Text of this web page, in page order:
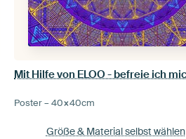
Poster –40×40cm
Größe & Material selbst wählen